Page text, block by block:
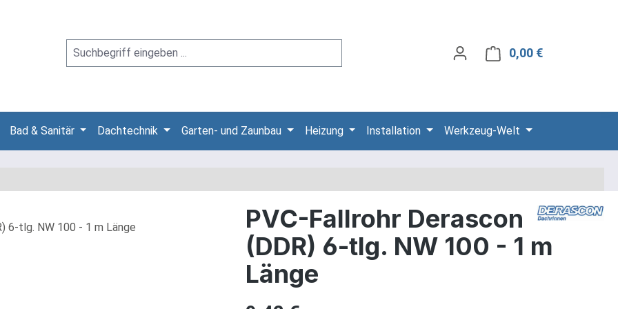
0,00 €Warenkorb
Bad & Sanitär Dachtechnik Garten- und Zaunbau Heizung Installation Werkzeug-Welt
PVC-Fallrohr Derascon
(DDR) 6-tlg. NW 100 - 1 m
Länge
Regulärer Preis: